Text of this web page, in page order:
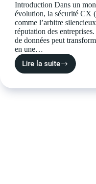
Introduction Dans un
évolution, la sécurité CX
comme l’arbitre
réputation des
de données peut
en une…
Lire la suite